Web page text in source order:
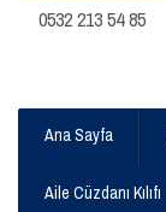
0532 213 54 85
Ana Sayfa
Aile Cüzdanı Kılıfı